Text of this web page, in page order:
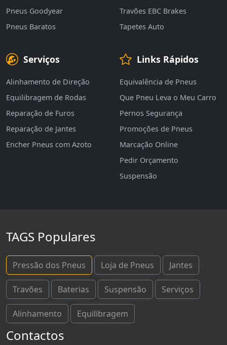
Pneus Goodyear
Pneus Baratos
Travões EBC Brakes
Tapetes Auto
Serviços
Alinhamento de Direção
Equilibragem de Rodas
Reparação de Furos
Reparação de Jantes
Encher Pneus com Azoto
Links Rápidos
Equivalência de Pneus
Que Pneu Leva o Meu Carro
Pernos Segurança
Promoções de Pneus
Marcação Online
Pedir Orçamento
Suspensão
TAGS Populares
Pressão dos Pneus Loja de Pneus Jantes
Travões Baterias Suspensão Serviços
Alinhamento Equilibragem
Contactos